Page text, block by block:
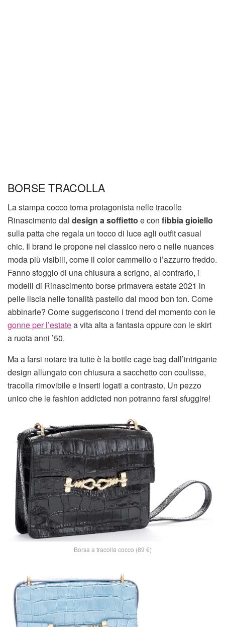
BORSE TRACOLLA
La stampa cocco torna protagonista nelle tracolle
Rinascimento dal design a soffietto e con fibbia gioiello
sulla patta che regala un tocco di luce agli outfit casual
chic. Il brand le propone nel classico nero o nelle nuances
moda più visibili, come il color cammello o l’azzurro freddo.
Fanno sfoggio di una chiusura a scrigno, al contrario, i
modelli di Rinascimento borse primavera estate 2021 in
pelle liscia nelle tonalità pastello dal mood bon ton. Come
abbinarle? Come suggeriscono i trend del momento con le
gonne per l’estatea vita alta a fantasia oppure con le skirt
a ruota anni ’50.
Ma a farsi notare tra tutte è la bottle cage bag dall’intrigante
design allungato con chiusura a sacchetto con coulisse,
tracolla rimovibile e inserti logati a contrasto. Un pezzo
unico che le fashion addicted non potranno farsi sfuggire!
Borsa a tracolla cocco (89 €)